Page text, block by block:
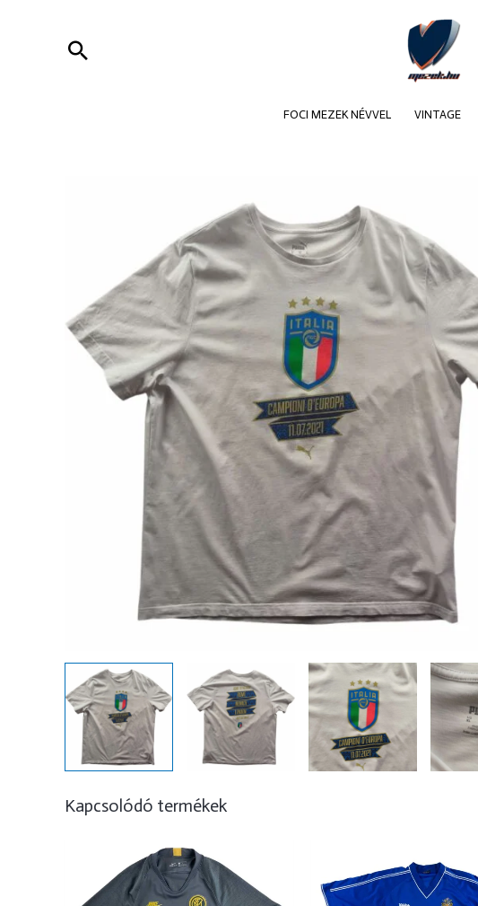
Search
FOCI MEZEK NÉVVEL VINTAGE
Kapcsolódó termékek